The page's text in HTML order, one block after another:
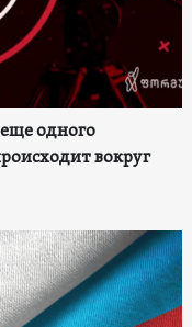
одного
вокруг